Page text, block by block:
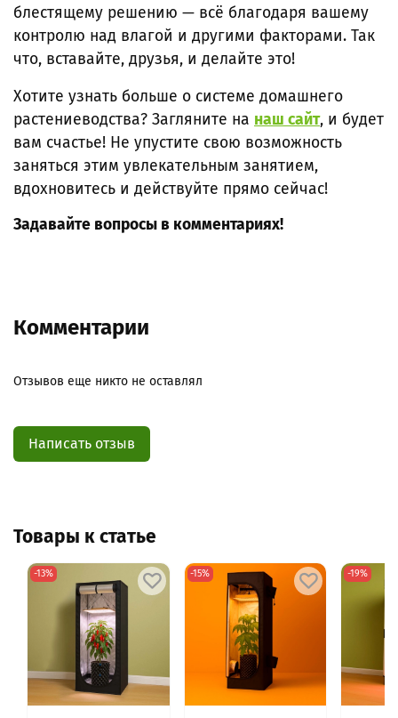
блестящему решению — всё благодаря вашему
контролю над влагой и другими факторами. Так
что, вставайте, друзья, и делайте это!
Хотите узнать больше о системе домашнего
растениеводства? Загляните на наш сайт, и будет
вам счастье! Не упустите свою возможность
заняться этим увлекательным занятием,
вдохновитесь и действуйте прямо сейчас!
Задавайте вопросы в комментариях!
Комментарии
Отзывов еще никто не оставлял
Написать отзыв
Товары к статье
-13% -15% -19%